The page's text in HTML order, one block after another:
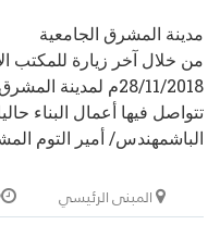
مدينة المشرق الجامعية
من خلال آخر زيارة للمكتب
28/11/2018م لمدينة
تتواصل فيها أعمال البناء
الباشمهندس/ أمير التوم
المبنى الرئيسي